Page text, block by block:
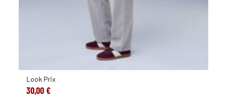
Look Prix
30,00 €